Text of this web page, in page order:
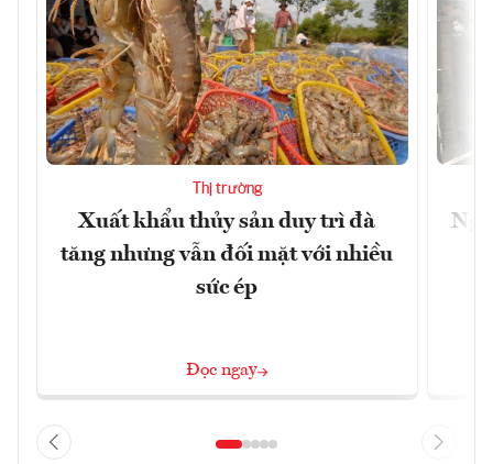
Thị trường
Xuất khẩu thủy sản duy trì đà
tăng nhưng vẫn đối mặt với nhiều
sức ép
Đọc ngay